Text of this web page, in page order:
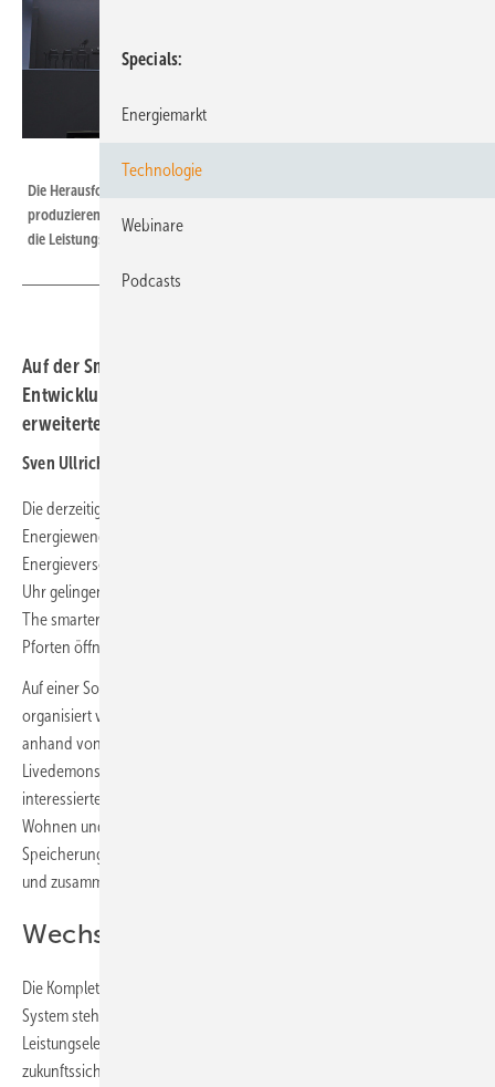
Die Herausforderung ist längst nicht mehr, erneuerbaren Strom zu
produzieren, ­sondern ihn clever ins System zu bringen – eine Aufgabe für
die Leistungselektronik und das ­Energiemanagement.
Auf der Smarter E Europe zeigen die Hersteller neue
Entwicklungen der Leistungselektronik. Sie reagieren auf
erweiterte Anforderungen.
Sven Ullrich
Die derzeitige geopolitische Lage zeigt deutlich, dass die dezentrale
Energiewende notwendiger denn je ist. Doch wie kann eine
Energieversorgung, basierend auf Solar- und Windstrom, rund um die
Uhr gelingen? Das ist eines der zentralen Themen auf der diesjährigen
The smarter E Europe, die vom 23. bis 25. Juni in München ihre
Pforten öffnet.
Auf einer Sonderschau „Renewables 24/7“ am Stand C5.450,
organisiert vom Veranstalter Solar Promotion, erfahren Besucher
anhand von praktischen Beispielprojekten, Vorträgen und
Livedemonstrationen, wie das gelingt. In der Sonderschau tauchen
interessierte Besucher in vier Themenwelten ein: Industrie, Gewerbe,
Wohnen und Mobilität. In jeder Welt erleben sie, wie Stromerzeugung,
Speicherung, Flexibilisierung und Digitalisierung ineinandergreifen
und zusammenwirken.
Wechselrichter von klein bis groß
Die Komplettversorgung mit Ökostrom und dessen Integration ins
System stehen auch bei den Ausstellern – primär der
Leistungselektronik – im Mittelpunkt. So zeigt SMA (B3.210), wie eine
zukunftssichere Energieversorgung heute gestaltet werden kann. Der
Specials
Energiemarkt
Technologie
Webinare
Podcasts